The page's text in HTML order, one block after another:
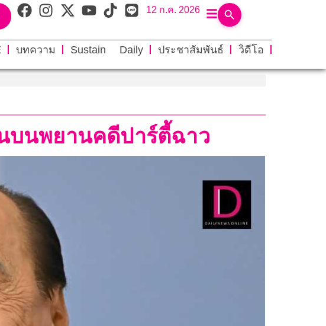
12 ก.ค. 2026
บทความ Sustain Daily ประชาสัมพันธ์
วิดีโอ
บนพยานคดีปาร์ตี้ฉาว